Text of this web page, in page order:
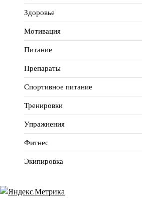
Здоровье
Мотивация
Питание
Препараты
Спортивное питание
Тренировки
Упражнения
Фитнес
Экипировка